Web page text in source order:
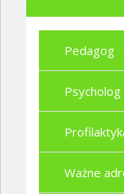
Pedagog
Psycholog
Ważne